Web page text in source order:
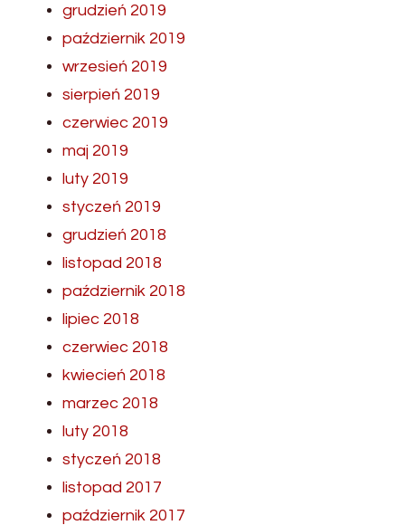
grudzień 2019
październik 2019
wrzesień 2019
sierpień 2019
czerwiec 2019
maj 2019
luty 2019
styczeń 2019
grudzień 2018
listopad 2018
październik 2018
lipiec 2018
czerwiec 2018
kwiecień 2018
marzec 2018
luty 2018
styczeń 2018
listopad 2017
październik 2017